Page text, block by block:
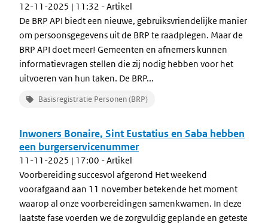
12-11-2025 | 11:32 - Artikel
De BRP API biedt een nieuwe, gebruiksvriendelijke manier
om persoonsgegevens uit de BRP te raadplegen. Maar de
BRP API doet meer! Gemeenten en afnemers kunnen
informatievragen stellen die zij nodig hebben voor het
uitvoeren van hun taken. De BRP...
Basisregistratie Personen (BRP)
Inwoners Bonaire, Sint Eustatius en Saba hebben
een burgerservicenummer
11-11-2025 | 17:00 - Artikel
Voorbereiding succesvol afgerond Het weekend
voorafgaand aan 11 november betekende het moment
waarop al onze voorbereidingen samenkwamen. In deze
laatste fase voerden we de zorgvuldig geplande en geteste